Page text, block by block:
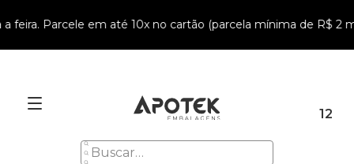
Parcele em até 10x no cartão (parcela mínima de R$ 2
12